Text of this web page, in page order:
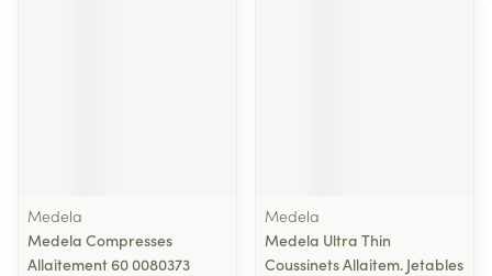
Medela
Medela Compresses
Allaitement 60 0080373
Medela
Medela Ultra Thin
Coussinets Allaitem. Jetables